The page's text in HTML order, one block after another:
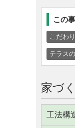
この
こだわ
テラス
家づ
工法構